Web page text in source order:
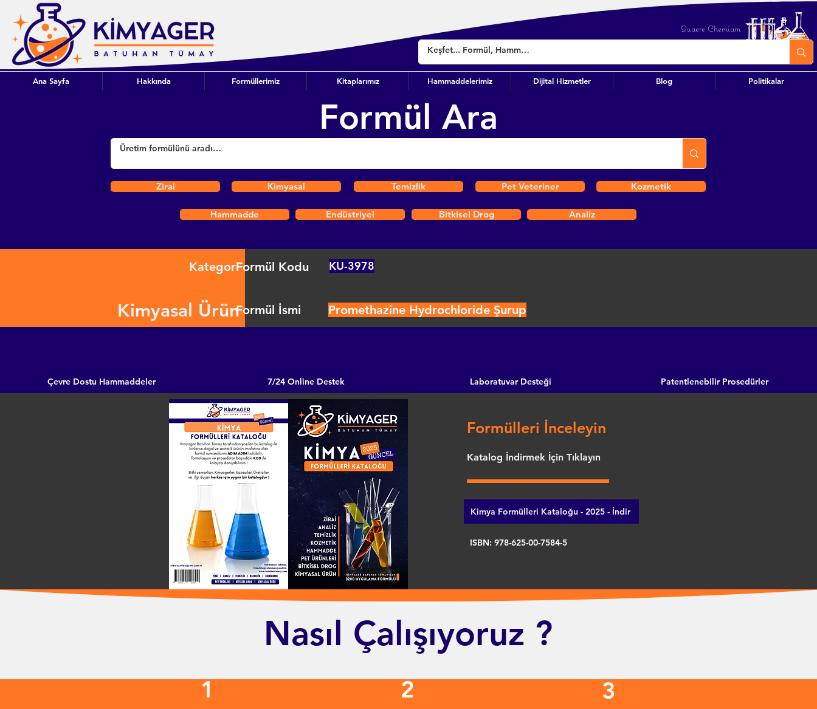
Quaere Chemiam
Ana Sayfa Hakkında Formüllerimiz Kitaplarımız Hammaddelerimiz Dijital Hizmetler Blog Politikalar
Formül Ara
Zirai Kimyasal Temizlik Pet Veteriner Kozmetik
Hammadde Endüstriyel Bitkisel Drog Analiz
Kategori
Kimyasal Ürün
Formül Kodu KU-3978
Formül İsmi Promethazine Hydrochloride Şurup
Çevre Dostu Hammaddeler 7/24 Online Destek Laboratuvar Desteği Patentlenebilir Prosedürler
Formülleri İnceleyin
Katalog İndirmek İçin Tıklayın
Kimya Formülleri Kataloğu - 2025 - İndir
ISBN: 978-625-00-7584-5
Nasıl Çalışıyoruz ?
1 2 3